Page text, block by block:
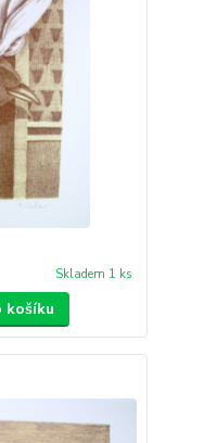
Skladem 1 ks
košíku